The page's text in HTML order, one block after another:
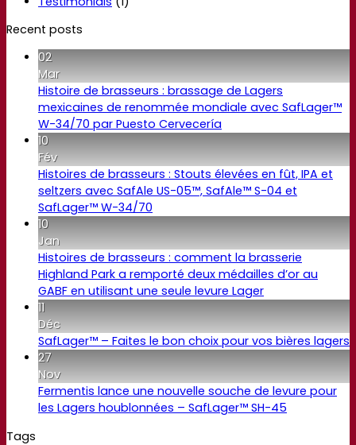
Recent posts
02
Mar
Histoire de brasseurs : brassage de Lagers
mexicaines de renommée mondiale avec SafLager™
W-34/70 par Puesto Cervecería
10
Fév
Histoires de brasseurs : Stouts élevées en fût, IPA et
seltzers avec SafAle US-05™, SafAle™ S-04 et
SafLager™ W-34/70
10
Jan
Histoires de brasseurs : comment la brasserie
Highland Park a remporté deux médailles d’or au
GABF en utilisant une seule levure Lager
11
Déc
SafLager™ – Faites le bon choix pour vos bières lagers
27
Nov
Fermentis lance une nouvelle souche de levure pour
les Lagers houblonnées – SafLager™ SH-45
Tags